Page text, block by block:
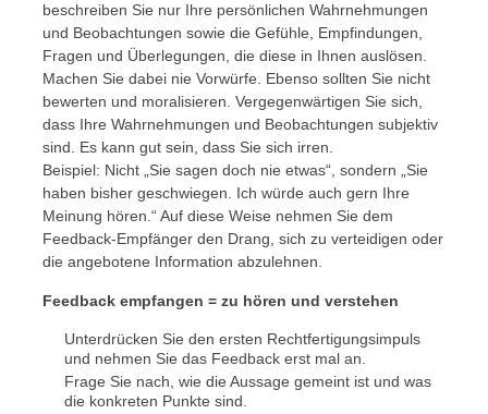
beschreiben Sie nur Ihre persönlichen Wahrnehmungen
und Beobachtungen sowie die Gefühle, Empfindungen,
Fragen und Überlegungen, die diese in Ihnen auslösen.
Machen Sie dabei nie Vorwürfe. Ebenso sollten Sie nicht
bewerten und moralisieren. Vergegenwärtigen Sie sich,
dass Ihre Wahrnehmungen und Beobachtungen subjektiv
sind. Es kann gut sein, dass Sie sich irren.
Beispiel: Nicht „Sie sagen doch nie etwas“, sondern „Sie
haben bisher geschwiegen. Ich würde auch gern Ihre
Meinung hören.“ Auf diese Weise nehmen Sie dem
Feedback-Empfänger den Drang, sich zu verteidigen oder
die angebotene Information abzulehnen.
Feedback empfangen = zu hören und verstehen
Unterdrücken Sie den ersten Rechtfertigungsimpuls
und nehmen Sie das Feedback erst mal an.
Frage Sie nach, wie die Aussage gemeint ist und was
die konkreten Punkte sind.